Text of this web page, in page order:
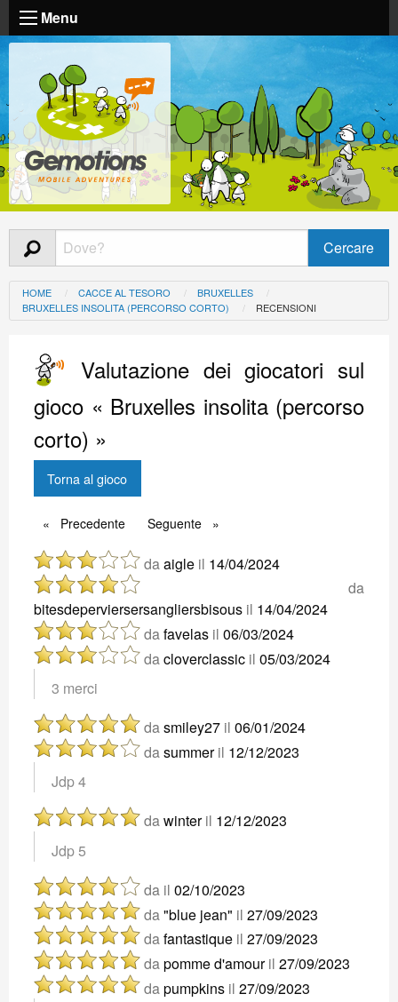
Menu
HOME CACCE AL TESORO
BRUXELLES
BRUXELLES INSOLITA (PERCORSO CORTO)
RECENSIONI
Valutazione dei giocatori sul
gioco « Bruxelles insolita (percorso
corto) »
Torna al gioco
Precedente Precedente
Seguente Seguente
da aigle il 14/04/2024
da
bitesdeperviersersangliersbisous il 14/04/2024
dafavelas il 06/03/2024
da cloverclassic il 05/03/2024
3 merci
dasmiley27 il 06/01/2024
da summeril 12/12/2023
Jdp 4
dawinteril 12/12/2023
Jdp 5
da il 02/10/2023
da "blue jean" il 27/09/2023
dafantastique il 27/09/2023
da pomme d'amouril 27/09/2023
da pumpkins il 27/09/2023